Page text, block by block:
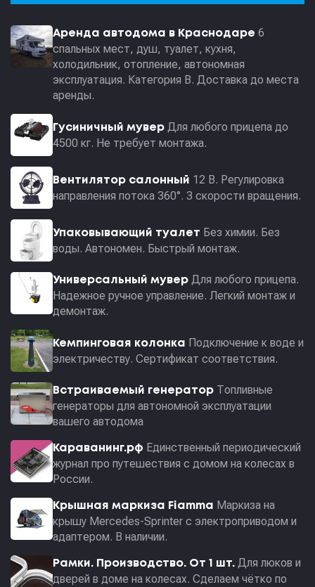
Аренда автодома в Краснодаре 6
спальных мест, душ, туалет, кухня,
холодильник, отопление, автономная
эксплуатация. Категория В. Доставка до места
аренды.
Гусиничный мувер Для любого прицепа до
4500 кг. Не требует монтажа.
Вентилятор салонный 12 В. Регулировка
направления потока 360°. 3 скорости вращения.
Упаковывающий туалет Без химии. Без
воды. Автономен. Быстрый монтаж.
Универсальный мувер Для любого прицепа.
Надежное ручное управление. Легкий монтаж и
демонтаж.
Кемпинговая колонка Подключение к воде и
электричеству. Сертификат соответствия.
Встраиваемый генератор Топливные
генераторы для автономной эксплуатации
вашего автодома
Караванинг.рф Единственный периодический
журнал про путешествия с домом на колесах в
России.
Крышная маркиза Fiamma Маркиза на
крышу Mercedes-Sprinter с электроприводом и
адаптером. В наличии.
Рамки. Производство. От 1 шт. Для люков и
дверей в доме на колесах. Сделаем чётко по